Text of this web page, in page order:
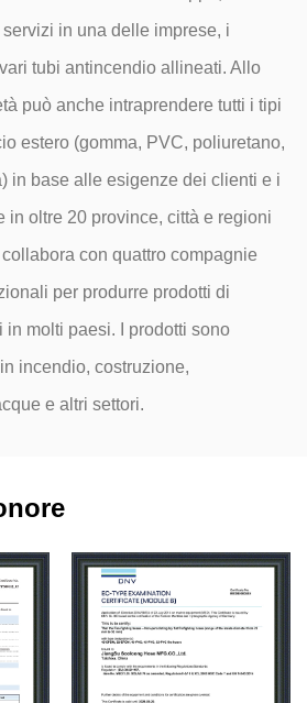
in una delle imprese, i
tubi antincendio allineati. Allo
può anche intraprendere tutti i tipi
estero (gomma, PVC, poliuretano,
in base alle esigenze dei clienti e i
in oltre 20 province, città e regioni
con quattro compagnie
per produrre prodotti di
in molti paesi. I prodotti sono
incendio, costruzione,
e altri settori.